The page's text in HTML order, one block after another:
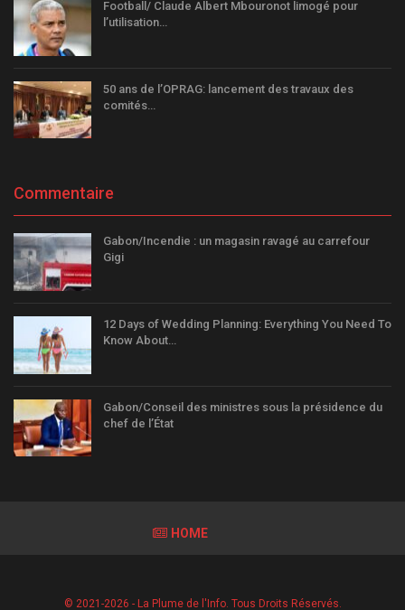
Football/ Claude Albert Mbouronot limogé pour
l’utilisation…
50 ans de l’OPRAG: lancement des travaux des
comités…
Commentaire
Gabon/Incendie : un magasin ravagé au carrefour
Gigi
12 Days of Wedding Planning: Everything You Need To
Know About…
Gabon/Conseil des ministres sous la présidence du
chef de l’État
HOME
© 2021-2026 - La Plume de l'Info. Tous Droits Réservés.